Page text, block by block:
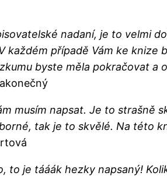
nadaní, je to velmi
případě Vám ke knize
byste měla pokračovat a
musím napsat. Je to strašně
tak je to skvělé. Na této
je tááák hezky napsaný!